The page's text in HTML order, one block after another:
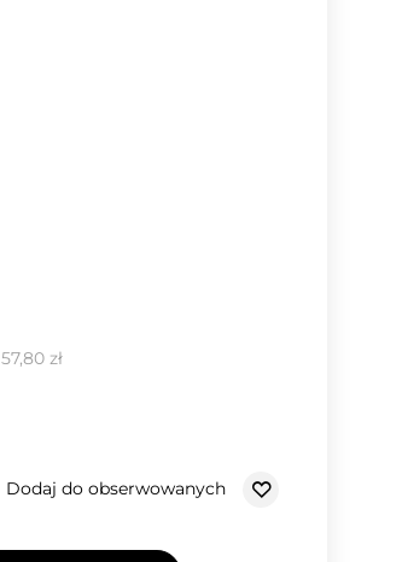
57,80 zł
Dodaj do obserwowanych